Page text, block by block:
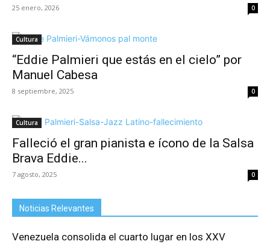
25 enero, 2026 0
Cultura
“Eddie Palmieri que estás en el cielo” por
Manuel Cabesa
8 septiembre, 2025 0
Cultura
Falleció el gran pianista e ícono de la Salsa
Brava Eddie...
7 agosto, 2025 0
Noticias Relevantes
Venezuela consolida el cuarto lugar en los XXV